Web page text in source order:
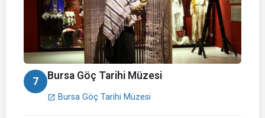
7 Bursa Göç Tarihi Müzesi
open_in_new Bursa Göç Tarihi Müzesi